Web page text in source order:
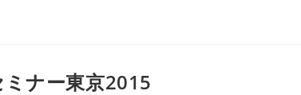
ナー東京2015